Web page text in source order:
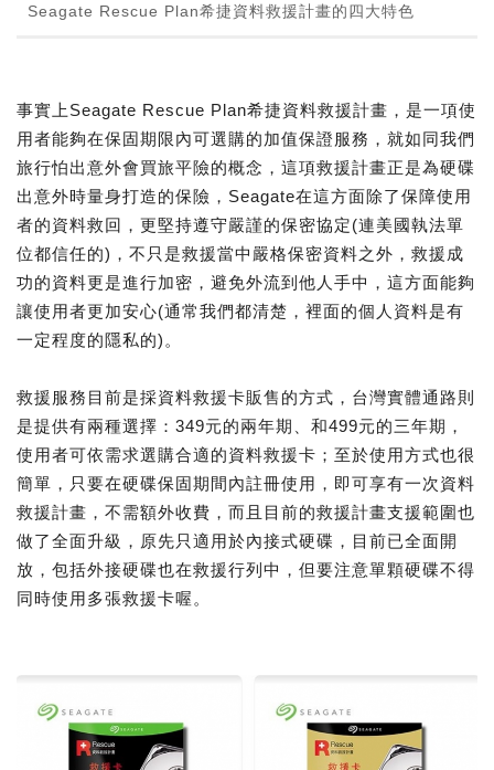
Seagate Rescue Plan希捷資料救援計畫的四大特色
事實上Seagate Rescue Plan希捷資料救援計畫，是一項使
用者能夠在保固期限內可選購的加值保證服務，就如同我們
旅行怕出意外會買旅平險的概念，這項救援計畫正是為硬碟
出意外時量身打造的保險，Seagate在這方面除了保障使用
者的資料救回，更堅持遵守嚴謹的保密協定(連美國執法單
位都信任的)，不只是救援當中嚴格保密資料之外，救援成
功的資料更是進行加密，避免外流到他人手中，這方面能夠
讓使用者更加安心(通常我們都清楚，裡面的個人資料是有
一定程度的隱私的)。
救援服務目前是採資料救援卡販售的方式，台灣實體通路則
是提供有兩種選擇：349元的兩年期、和499元的三年期，
使用者可依需求選購合適的資料救援卡；至於使用方式也很
簡單，只要在硬碟保固期間內註冊使用，即可享有一次資料
救援計畫，不需額外收費，而且目前的救援計畫支援範圍也
做了全面升級，原先只適用於內接式硬碟，目前已全面開
放，包括外接硬碟也在救援行列中，但要注意單顆硬碟不得
同時使用多張救援卡喔。